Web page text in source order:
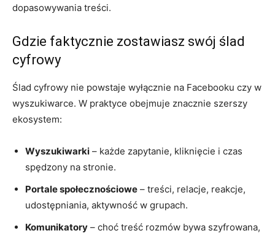
dopasowywania treści.
Gdzie faktycznie zostawiasz swój ślad
cyfrowy
Ślad cyfrowy nie powstaje wyłącznie na Facebooku czy w
wyszukiwarce. W praktyce obejmuje znacznie szerszy
ekosystem:
Wyszukiwarki – każde zapytanie, kliknięcie i czas
spędzony na stronie.
Portale społecznościowe – treści, relacje, reakcje,
udostępniania, aktywność w grupach.
Komunikatory – choć treść rozmów bywa szyfrowana,